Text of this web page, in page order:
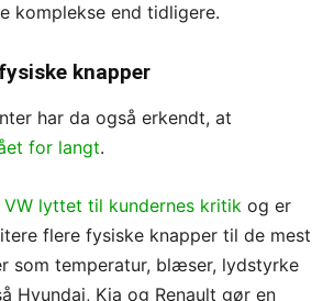
komplekse end tidligere.
knapper
har da også erkendt, at
for langt.
VW lyttet til kundernes kritik og er
flere fysiske knapper til de mest
som temperatur, blæser, lydstyrke
Hyundai, Kia og Renault gør en